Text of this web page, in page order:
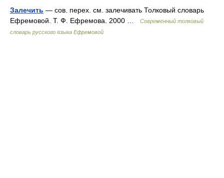
Залечить — сов. перех. см. залечивать Толковый словарь
Ефремовой. Т. Ф. Ефремова. 2000 …
Современный толковый
словарь русского языка Ефремовой